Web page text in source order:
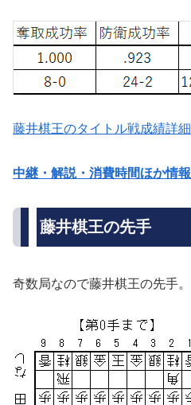
藤井棋王のタイトル戦成績詳細
中継・解説・消費時間ほか情報
藤井棋王の先手
奇数局なので藤井棋王の先手。